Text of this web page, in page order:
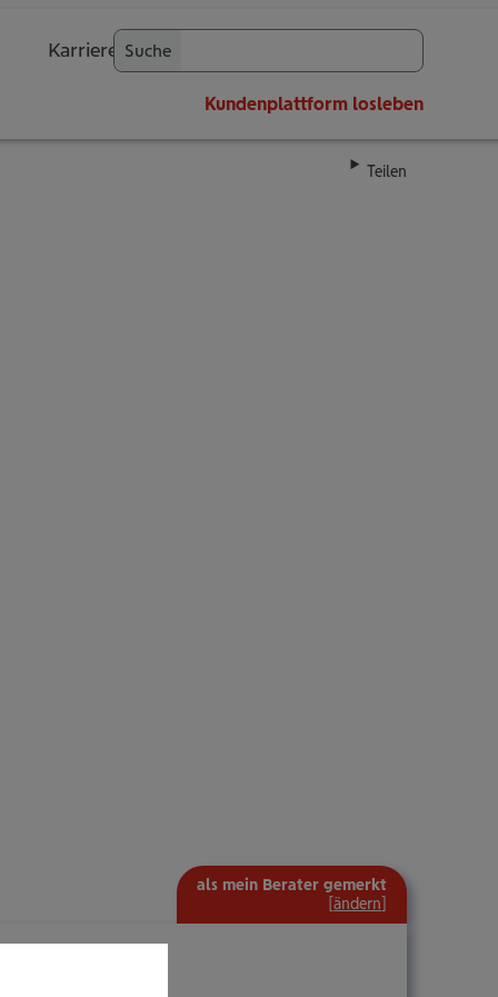
Karriere Suche
Kundenplattform losleben
Teilen
als mein Berater gemerkt
[ändern